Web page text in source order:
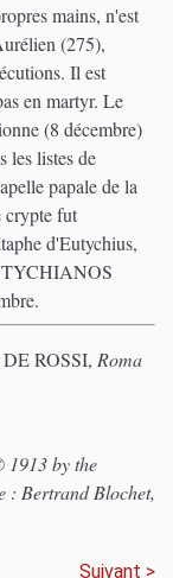
mains, n'est
(275),
Il est
en martyr. Le
(8 décembre)
les listes de
papale de la
crypte fut
d'Eutychius,
ROSSI, Roma
by the
: Bertrand Blochet,
Suivant >